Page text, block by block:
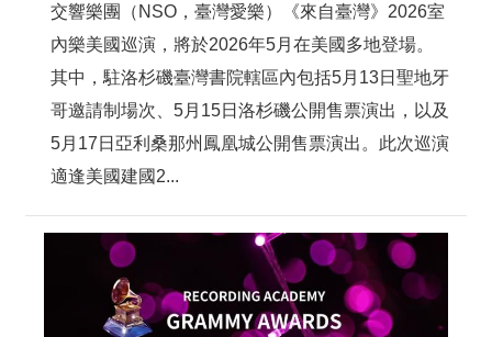
交響樂團（NSO，臺灣愛樂）《來自臺灣》2026室
內樂美國巡演，將於2026年5月在美國多地登場。
其中，駐洛杉磯臺灣書院轄區內包括5月13日聖地牙
哥邀請制場次、5月15日洛杉磯公開售票演出，以及
5月17日亞利桑那州鳳凰城公開售票演出。此次巡演
適逢美國建國2...